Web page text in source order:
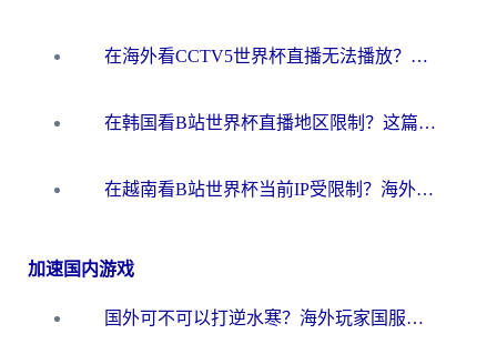
在海外看CCTV5世界杯直播无法播放？这篇指南让你和国内球迷同步呐喊
在韩国看B站世界杯直播地区限制？这篇指南让你告别“当前地区不可播放”
在越南看B站世界杯当前IP受限制？海外党体育观赛终极指南来了
加速国内游戏
国外可不可以打逆水寒？海外玩家国服畅玩终极指南（附漫威荒野乱斗加速方案）